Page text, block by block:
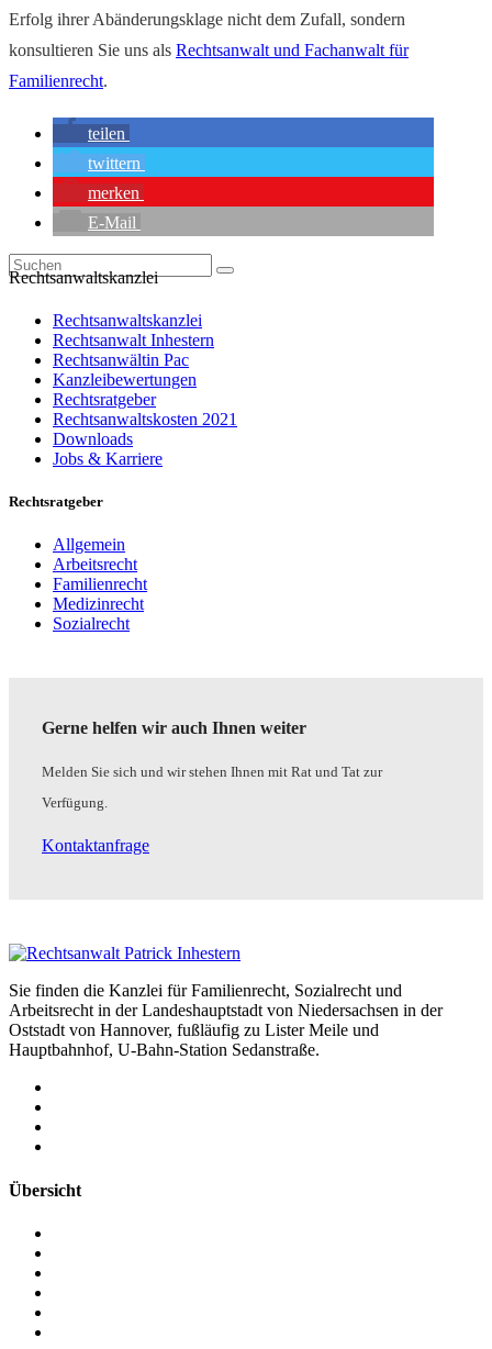
Erfolg ihrer Abänderungsklage nicht dem Zufall, sondern
konsultieren Sie uns als Rechtsanwalt und Fachanwalt für
Familienrecht.
teilen
twittern
merken
E-Mail
Rechtsanwaltskanzlei
Rechtsanwaltskanzlei
Rechtsanwalt Inhestern
Rechtsanwältin Pac
Kanzleibewertungen
Rechtsratgeber
Rechtsanwaltskosten 2021
Downloads
Jobs & Karriere
Rechtsratgeber
Allgemein
Arbeitsrecht
Familienrecht
Medizinrecht
Sozialrecht
Gerne helfen wir auch Ihnen weiter
Melden Sie sich und wir stehen Ihnen mit Rat und Tat zur
Verfügung.
Kontaktanfrage
Sie finden die Kanzlei für Familienrecht, Sozialrecht und
Arbeitsrecht in der Landeshauptstadt von Niedersachsen in der
Oststadt von Hannover, fußläufig zu Lister Meile und
Hauptbahnhof, U-Bahn-Station Sedanstraße.
Übersicht